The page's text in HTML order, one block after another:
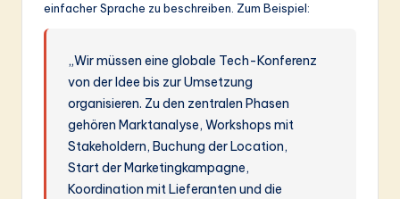
einfacher Sprache zu beschreiben. Zum Beispiel:
„Wir müssen eine globale Tech-Konferenz
von der Idee bis zur Umsetzung
organisieren. Zu den zentralen Phasen
gehören Marktanalyse, Workshops mit
Stakeholdern, Buchung der Location,
Start der Marketingkampagne,
Koordination mit Lieferanten und die